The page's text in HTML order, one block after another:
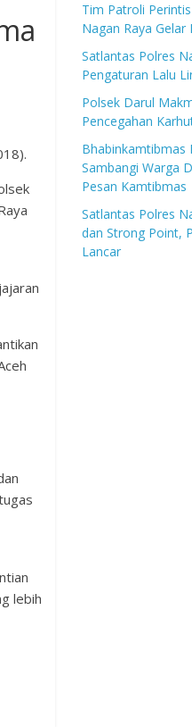
lebih
Tim Patroli
Nagan Raya
Satlantas Polres
Pengaturan Lalu
Polsek Darul
Pencegahan
Bhabinkamtibmas
Sambangi Warga
Pesan Kamtibmas
Satlantas Polres
dan Strong Point,
Lancar